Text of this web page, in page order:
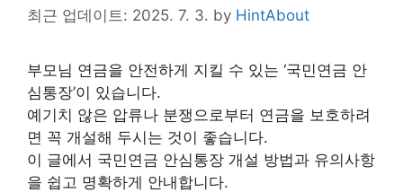
최근 업데이트: 2025. 7. 3. by HintAbout
부모님 연금을 안전하게 지킬 수 있는 ‘국민연금 안
심통장’이 있습니다.
예기치 않은 압류나 분쟁으로부터 연금을 보호하려
면 꼭 개설해 두시는 것이 좋습니다.
이 글에서 국민연금 안심통장 개설 방법과 유의사항
을 쉽고 명확하게 안내합니다.